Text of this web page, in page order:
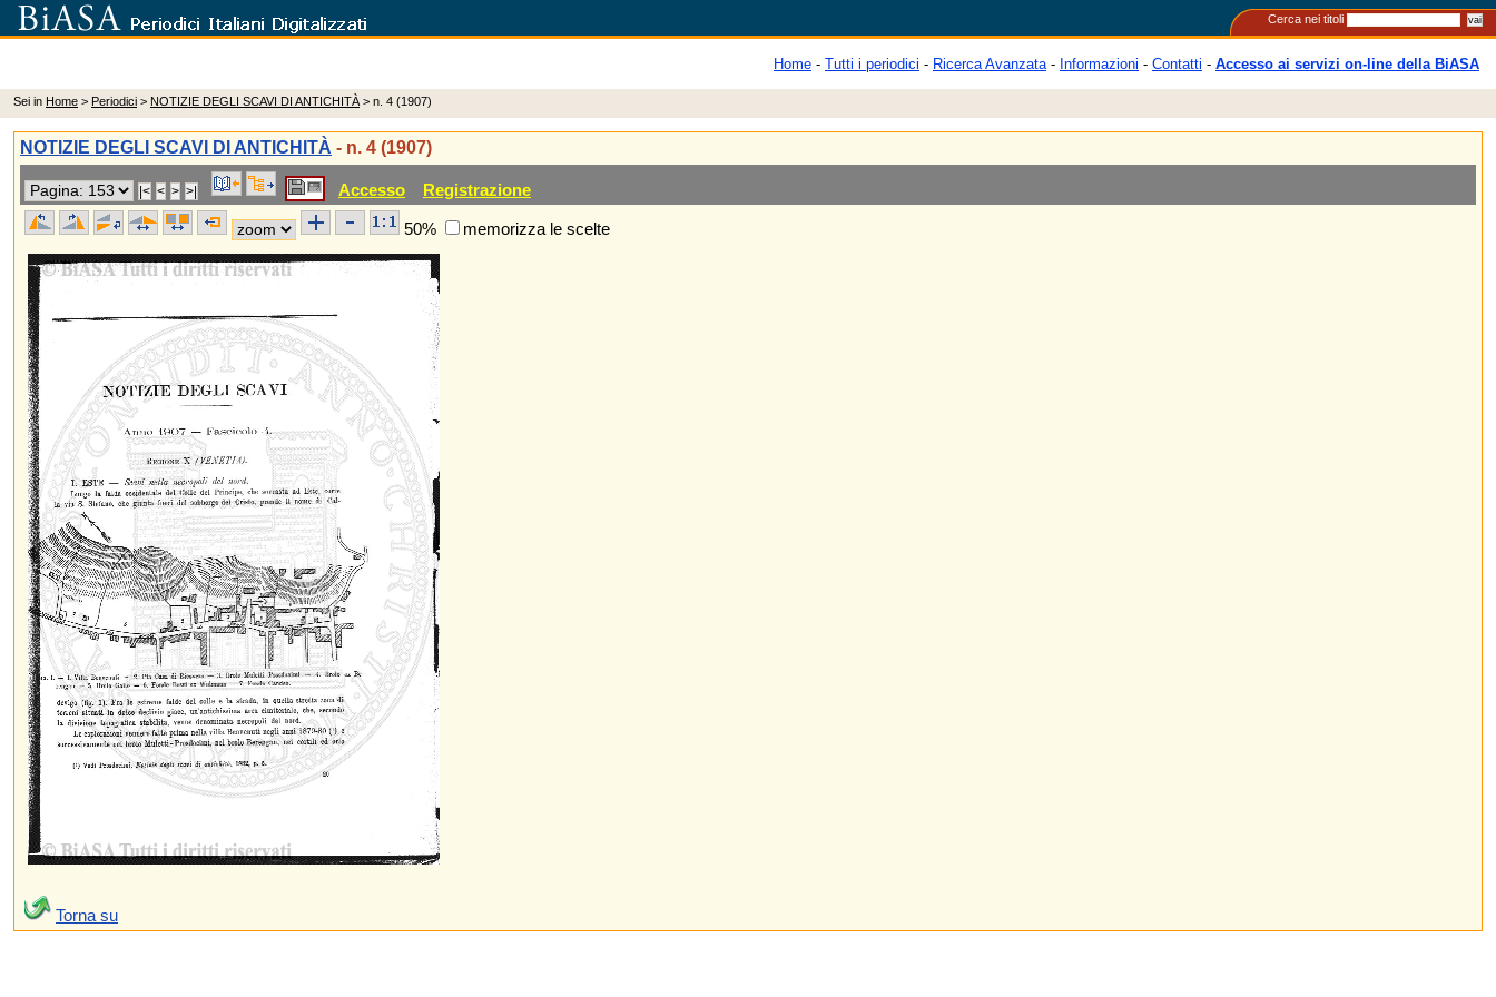
Cerca nei titoli
Home - Tutti i periodici - Ricerca Avanzata- Informazioni - Contatti - Accesso ai servizi on-line della BiASA
Sei in Home > Periodici > NOTIZIE DEGLI SCAVI DI ANTICHITÀ > n. 4 (1907)
NOTIZIE DEGLI SCAVI DI ANTICHITÀ - n. 4 (1907)
Accesso Registrazione
50% memorizza le scelte
Torna su